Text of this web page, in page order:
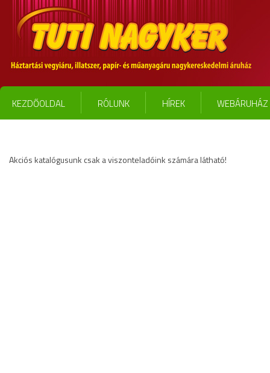
KEZDŐOLDAL RÓLUNK HÍREK WEBÁRUHÁZ
Akciós katalógusunk csak a viszonteladóink számára látható!